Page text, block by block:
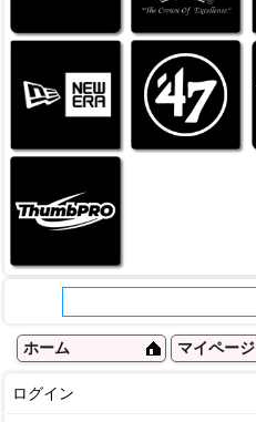
ホーム マイページ
ログイン